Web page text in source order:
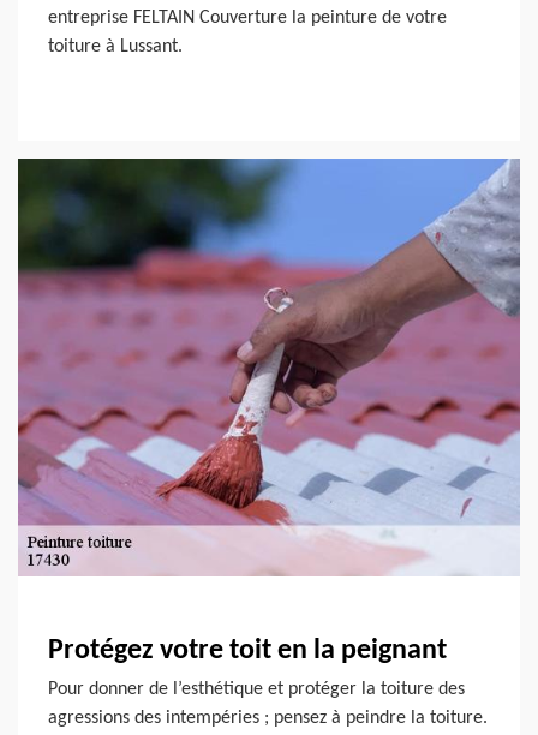
entreprise FELTAIN Couverture la peinture de votre
toiture à Lussant.
Protégez votre toit en la peignant
Pour donner de l’esthétique et protéger la toiture des
agressions des intempéries ; pensez à peindre la toiture.